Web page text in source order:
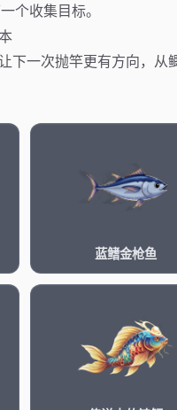
个收集目标。
下一次抛竿更有方向，从
蓝鳍金枪鱼